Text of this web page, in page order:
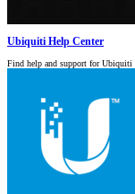
Ubiquiti Help Center
Find help and support for Ubiquiti